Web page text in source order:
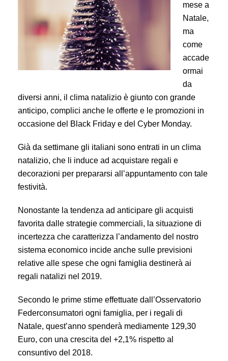
mese a
Natale,
ma
come
accade
ormai
da
diversi anni, il clima natalizio è giunto con grande
anticipo, complici anche le offerte e le promozioni in
occasione del Black Friday e del Cyber Monday.
Già da settimane gli italiani sono entrati in un clima
natalizio, che li induce ad acquistare regali e
decorazioni per prepararsi all’appuntamento con tale
festività.
Nonostante la tendenza ad anticipare gli acquisti
favorita dalle strategie commerciali, la situazione di
incertezza che caratterizza l’andamento del nostro
sistema economico incide anche sulle previsioni
relative alle spese che ogni famiglia destinerà ai
regali natalizi nel 2019.
Secondo le prime stime effettuate dall’Osservatorio
Federconsumatori ogni famiglia, per i regali di
Natale, quest’anno spenderà mediamente 129,30
Euro, con una crescita del +2,1% rispetto al
consuntivo del 2018.